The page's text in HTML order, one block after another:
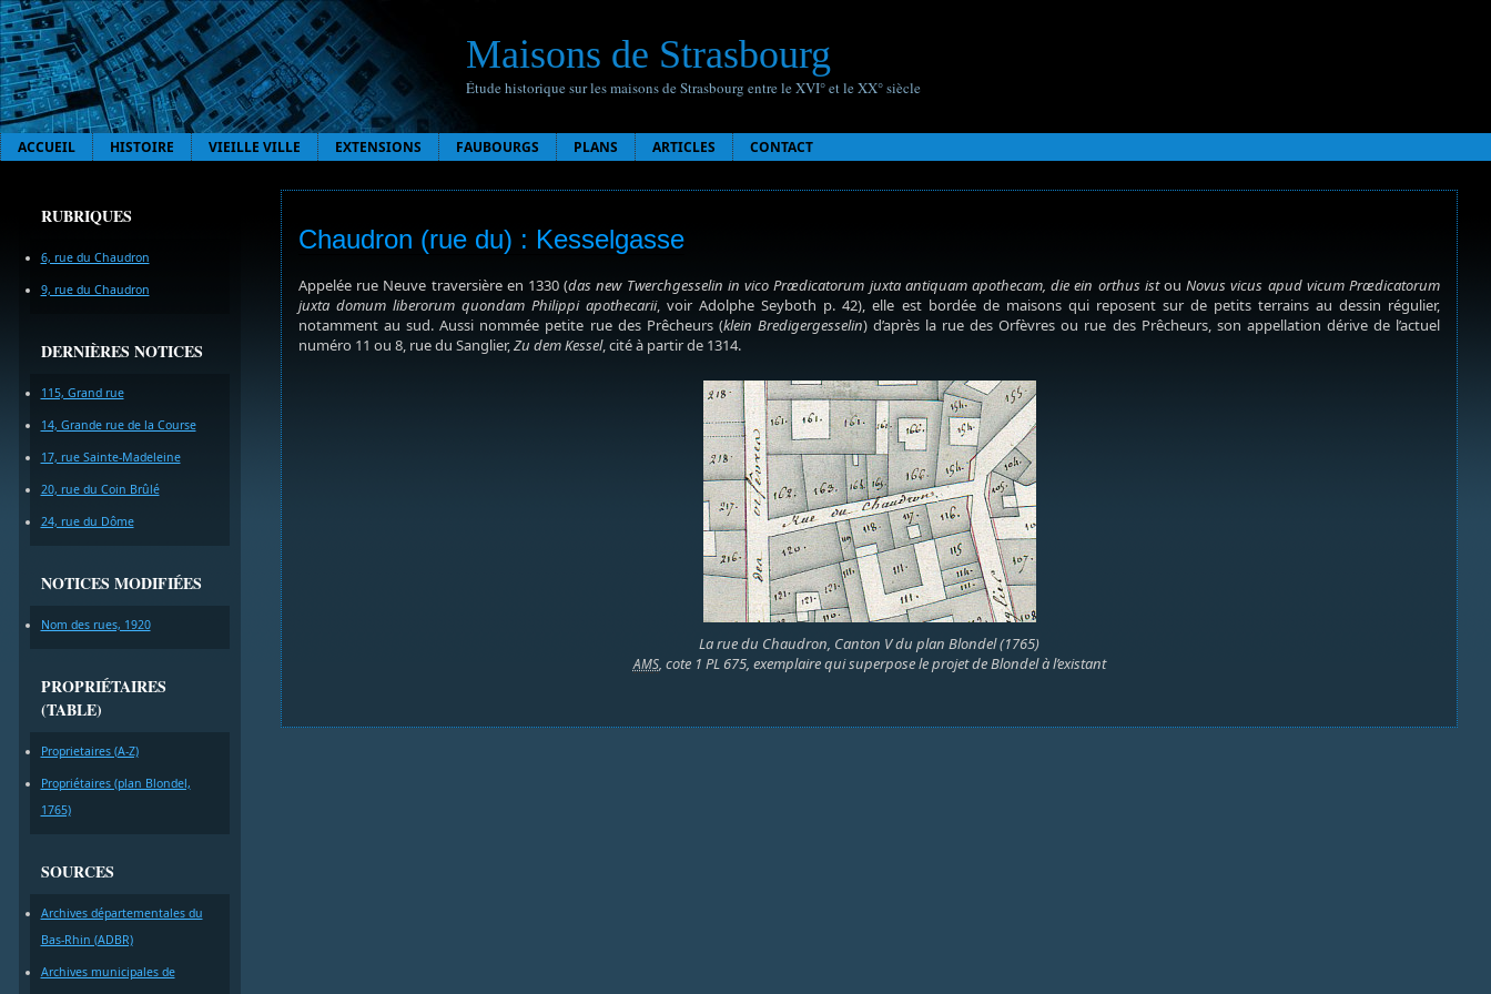
Maisons de Strasbourg
Étude historique sur les maisons de Strasbourg entre le XVI° et le XX° siècle
ACCUEIL HISTOIRE VIEILLE VILLE EXTENSIONS FAUBOURGS PLANS ARTICLES CONTACT
RUBRIQUES
6, rue du Chaudron
9, rue du Chaudron
DERNIÈRES NOTICES
115, Grand rue
14, Grande rue de la Course
17, rue Sainte-Madeleine
20, rue du Coin Brûlé
24, rue du Dôme
NOTICES MODIFIÉES
Nom des rues, 1920
PROPRIÉTAIRES
(TABLE)
Proprietaires (A-Z)
Propriétaires (plan Blondel,
1765)
SOURCES
Archives départementales du
Bas-Rhin (ADBR)
Archives municipales de
Chaudron (rue du) : Kesselgasse
Appelée rue Neuve traversière en 1330 (das new Twerchgesselin in vico Prædicatorum juxta antiquam apothecam, die ein orthus istouNovus vicus apud vicum Prædicatorum
juxta domum liberorum quondam Philippi apothecarii, voir Adolphe Seyboth p. 42), elle est bordée de maisons qui reposent sur de petits terrains au dessin régulier,
notamment au sud. Aussi nommée petite rue des Prêcheurs (klein Bredigergesselin) d’après la rue des Orfèvres ou rue des Prêcheurs, son appellation dérive de l’actuel
numéro 11 ou 8, rue du Sanglier,Zu dem Kessel, cité à partir de 1314.
La rue du Chaudron, Canton V du plan Blondel (1765)
AMS, cote 1 PL 675, exemplaire qui superpose le projet de Blondel à l’existant